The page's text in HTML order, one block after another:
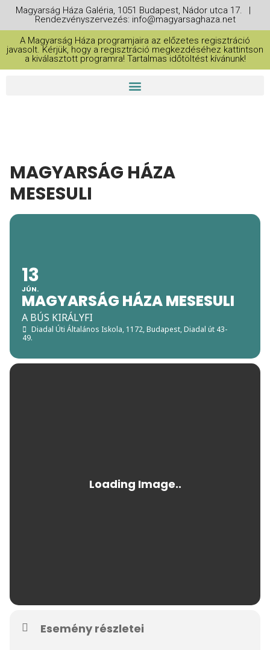
Magyarság Háza Galéria, 1051 Budapest, Nádor utca 17. |
Rendezvényszervezés: info@magyarsaghaza.net
A Magyarság Háza programjaira az előzetes regisztráció
javasolt. Kérjük, hogy a regisztráció megkezdéséhez kattintson
a kiválasztott programra! Tartalmas időtöltést kívánunk!
MAGYARSÁG HÁZA
MESESULI
13
JÚN.
MAGYARSÁG HÁZA MESESULI
A BÚS KIRÁLYFI
Diadal Úti Általános Iskola, 1172, Budapest, Diadal út 43-
49.
Esemény részletei